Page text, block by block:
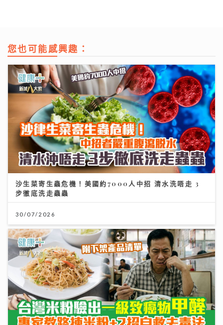
您也可能感興趣：
沙生菜寄生蟲危機！美國約7000人中招 清水洗唔走 3
步徹底洗走蟲蟲
30/07/2026